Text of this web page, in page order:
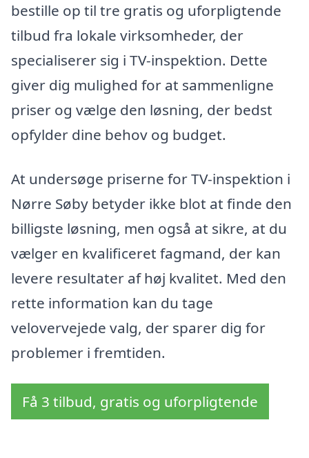
bestille op til tre gratis og uforpligtende
tilbud fra lokale virksomheder, der
specialiserer sig i TV-inspektion. Dette
giver dig mulighed for at sammenligne
priser og vælge den løsning, der bedst
opfylder dine behov og budget.
At undersøge priserne for TV-inspektion i
Nørre Søby betyder ikke blot at finde den
billigste løsning, men også at sikre, at du
vælger en kvalificeret fagmand, der kan
levere resultater af høj kvalitet. Med den
rette information kan du tage
velovervejede valg, der sparer dig for
problemer i fremtiden.
Få 3 tilbud, gratis og uforpligtende